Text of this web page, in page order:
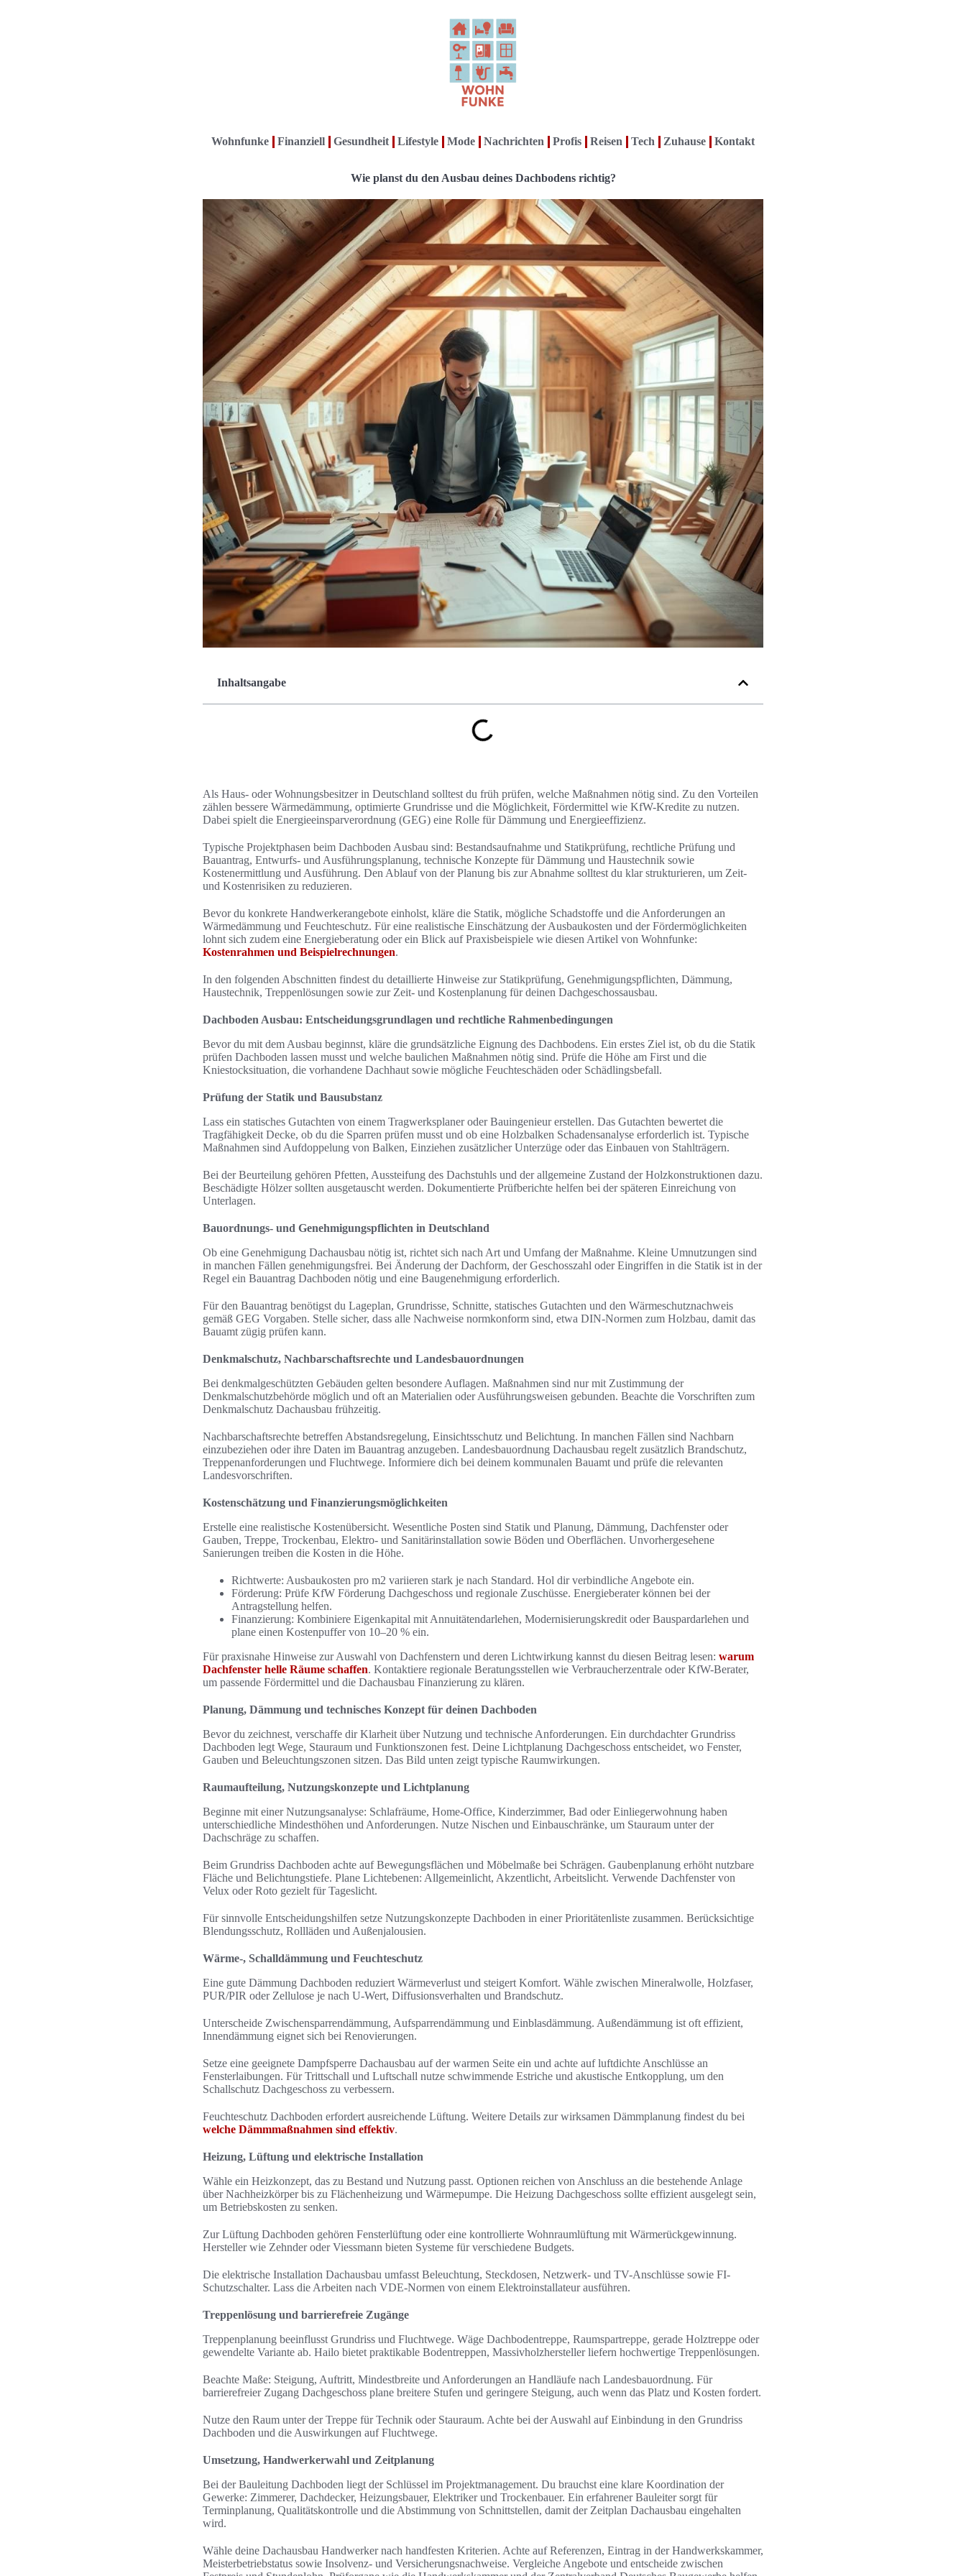
Wohnfunke Finanziell Gesundheit Lifestyle Mode Nachrichten Profis Reisen Tech Zuhause Kontakt
Wie planst du den Ausbau deines Dachbodens richtig?
Inhaltsangabe
Als Haus- oder Wohnungsbesitzer in Deutschland solltest du früh prüfen, welche Maßnahmen nötig sind. Zu den Vorteilen
zählen bessere Wärmedämmung, optimierte Grundrisse und die Möglichkeit, Fördermittel wie KfW-Kredite zu nutzen.
Dabei spielt die Energieeinsparverordnung (GEG) eine Rolle für Dämmung und Energieeffizienz.
Typische Projektphasen beim Dachboden Ausbau sind: Bestandsaufnahme und Statikprüfung, rechtliche Prüfung und
Bauantrag, Entwurfs- und Ausführungsplanung, technische Konzepte für Dämmung und Haustechnik sowie
Kostenermittlung und Ausführung. Den Ablauf von der Planung bis zur Abnahme solltest du klar strukturieren, um Zeit-
und Kostenrisiken zu reduzieren.
Bevor du konkrete Handwerkerangebote einholst, kläre die Statik, mögliche Schadstoffe und die Anforderungen an
Wärmedämmung und Feuchteschutz. Für eine realistische Einschätzung der Ausbaukosten und der Fördermöglichkeiten
lohnt sich zudem eine Energieberatung oder ein Blick auf Praxisbeispiele wie diesen Artikel von Wohnfunke:
Kostenrahmen und Beispielrechnungen.
In den folgenden Abschnitten findest du detaillierte Hinweise zur Statikprüfung, Genehmigungspflichten, Dämmung,
Haustechnik, Treppenlösungen sowie zur Zeit- und Kostenplanung für deinen Dachgeschossausbau.
Dachboden Ausbau: Entscheidungsgrundlagen und rechtliche Rahmenbedingungen
Bevor du mit dem Ausbau beginnst, kläre die grundsätzliche Eignung des Dachbodens. Ein erstes Ziel ist, ob du die Statik
prüfen Dachboden lassen musst und welche baulichen Maßnahmen nötig sind. Prüfe die Höhe am First und die
Kniestocksituation, die vorhandene Dachhaut sowie mögliche Feuchteschäden oder Schädlingsbefall.
Prüfung der Statik und Bausubstanz
Lass ein statisches Gutachten von einem Tragwerksplaner oder Bauingenieur erstellen. Das Gutachten bewertet die
Tragfähigkeit Decke, ob du die Sparren prüfen musst und ob eine Holzbalken Schadensanalyse erforderlich ist. Typische
Maßnahmen sind Aufdoppelung von Balken, Einziehen zusätzlicher Unterzüge oder das Einbauen von Stahlträgern.
Bei der Beurteilung gehören Pfetten, Aussteifung des Dachstuhls und der allgemeine Zustand der Holzkonstruktionen dazu.
Beschädigte Hölzer sollten ausgetauscht werden. Dokumentierte Prüfberichte helfen bei der späteren Einreichung von
Unterlagen.
Bauordnungs- und Genehmigungspflichten in Deutschland
Ob eine Genehmigung Dachausbau nötig ist, richtet sich nach Art und Umfang der Maßnahme. Kleine Umnutzungen sind
in manchen Fällen genehmigungsfrei. Bei Änderung der Dachform, der Geschosszahl oder Eingriffen in die Statik ist in der
Regel ein Bauantrag Dachboden nötig und eine Baugenehmigung erforderlich.
Für den Bauantrag benötigst du Lageplan, Grundrisse, Schnitte, statisches Gutachten und den Wärmeschutznachweis
gemäß GEG Vorgaben. Stelle sicher, dass alle Nachweise normkonform sind, etwa DIN-Normen zum Holzbau, damit das
Bauamt zügig prüfen kann.
Denkmalschutz, Nachbarschaftsrechte und Landesbauordnungen
Bei denkmalgeschützten Gebäuden gelten besondere Auflagen. Maßnahmen sind nur mit Zustimmung der
Denkmalschutzbehörde möglich und oft an Materialien oder Ausführungsweisen gebunden. Beachte die Vorschriften zum
Denkmalschutz Dachausbau frühzeitig.
Nachbarschaftsrechte betreffen Abstandsregelung, Einsichtsschutz und Belichtung. In manchen Fällen sind Nachbarn
einzubeziehen oder ihre Daten im Bauantrag anzugeben. Landesbauordnung Dachausbau regelt zusätzlich Brandschutz,
Treppenanforderungen und Fluchtwege. Informiere dich bei deinem kommunalen Bauamt und prüfe die relevanten
Landesvorschriften.
Kostenschätzung und Finanzierungsmöglichkeiten
Erstelle eine realistische Kostenübersicht. Wesentliche Posten sind Statik und Planung, Dämmung, Dachfenster oder
Gauben, Treppe, Trockenbau, Elektro- und Sanitärinstallation sowie Böden und Oberflächen. Unvorhergesehene
Sanierungen treiben die Kosten in die Höhe.
Richtwerte: Ausbaukosten pro m2 variieren stark je nach Standard. Hol dir verbindliche Angebote ein.
Förderung: Prüfe KfW Förderung Dachgeschoss und regionale Zuschüsse. Energieberater können bei der
Antragstellung helfen.
Finanzierung: Kombiniere Eigenkapital mit Annuitätendarlehen, Modernisierungskredit oder Bauspardarlehen und
plane einen Kostenpuffer von 10–20 % ein.
Für praxisnahe Hinweise zur Auswahl von Dachfenstern und deren Lichtwirkung kannst du diesen Beitrag lesen: warum
Dachfenster helle Räume schaffen. Kontaktiere regionale Beratungsstellen wie Verbraucherzentrale oder KfW-Berater,
um passende Fördermittel und die Dachausbau Finanzierung zu klären.
Planung, Dämmung und technisches Konzept für deinen Dachboden
Bevor du zeichnest, verschaffe dir Klarheit über Nutzung und technische Anforderungen. Ein durchdachter Grundriss
Dachboden legt Wege, Stauraum und Funktionszonen fest. Deine Lichtplanung Dachgeschoss entscheidet, wo Fenster,
Gauben und Beleuchtungszonen sitzen. Das Bild unten zeigt typische Raumwirkungen.
Raumaufteilung, Nutzungskonzepte und Lichtplanung
Beginne mit einer Nutzungsanalyse: Schlafräume, Home-Office, Kinderzimmer, Bad oder Einliegerwohnung haben
unterschiedliche Mindesthöhen und Anforderungen. Nutze Nischen und Einbauschränke, um Stauraum unter der
Dachschräge zu schaffen.
Beim Grundriss Dachboden achte auf Bewegungsflächen und Möbelmaße bei Schrägen. Gaubenplanung erhöht nutzbare
Fläche und Belichtungstiefe. Plane Lichtebenen: Allgemeinlicht, Akzentlicht, Arbeitslicht. Verwende Dachfenster von
Velux oder Roto gezielt für Tageslicht.
Für sinnvolle Entscheidungshilfen setze Nutzungskonzepte Dachboden in einer Prioritätenliste zusammen. Berücksichtige
Blendungsschutz, Rollläden und Außenjalousien.
Wärme-, Schalldämmung und Feuchteschutz
Eine gute Dämmung Dachboden reduziert Wärmeverlust und steigert Komfort. Wähle zwischen Mineralwolle, Holzfaser,
PUR/PIR oder Zellulose je nach U-Wert, Diffusionsverhalten und Brandschutz.
Unterscheide Zwischensparrendämmung, Aufsparrendämmung und Einblasdämmung. Außendämmung ist oft effizient,
Innendämmung eignet sich bei Renovierungen.
Setze eine geeignete Dampfsperre Dachausbau auf der warmen Seite ein und achte auf luftdichte Anschlüsse an
Fensterlaibungen. Für Trittschall und Luftschall nutze schwimmende Estriche und akustische Entkopplung, um den
Schallschutz Dachgeschoss zu verbessern.
Feuchteschutz Dachboden erfordert ausreichende Lüftung. Weitere Details zur wirksamen Dämmplanung findest du bei
welche Dämmmaßnahmen sind effektiv.
Heizung, Lüftung und elektrische Installation
Wähle ein Heizkonzept, das zu Bestand und Nutzung passt. Optionen reichen von Anschluss an die bestehende Anlage
über Nachheizkörper bis zu Flächenheizung und Wärmepumpe. Die Heizung Dachgeschoss sollte effizient ausgelegt sein,
um Betriebskosten zu senken.
Zur Lüftung Dachboden gehören Fensterlüftung oder eine kontrollierte Wohnraumlüftung mit Wärmerückgewinnung.
Hersteller wie Zehnder oder Viessmann bieten Systeme für verschiedene Budgets.
Die elektrische Installation Dachausbau umfasst Beleuchtung, Steckdosen, Netzwerk- und TV-Anschlüsse sowie FI-
Schutzschalter. Lass die Arbeiten nach VDE-Normen von einem Elektroinstallateur ausführen.
Treppenlösung und barrierefreie Zugänge
Treppenplanung beeinflusst Grundriss und Fluchtwege. Wäge Dachbodentreppe, Raumspartreppe, gerade Holztreppe oder
gewendelte Variante ab. Hailo bietet praktikable Bodentreppen, Massivholzhersteller liefern hochwertige Treppenlösungen.
Beachte Maße: Steigung, Auftritt, Mindestbreite und Anforderungen an Handläufe nach Landesbauordnung. Für
barrierefreier Zugang Dachgeschoss plane breitere Stufen und geringere Steigung, auch wenn das Platz und Kosten fordert.
Nutze den Raum unter der Treppe für Technik oder Stauraum. Achte bei der Auswahl auf Einbindung in den Grundriss
Dachboden und die Auswirkungen auf Fluchtwege.
Umsetzung, Handwerkerwahl und Zeitplanung
Bei der Bauleitung Dachboden liegt der Schlüssel im Projektmanagement. Du brauchst eine klare Koordination der
Gewerke: Zimmerer, Dachdecker, Heizungsbauer, Elektriker und Trockenbauer. Ein erfahrener Bauleiter sorgt für
Terminplanung, Qualitätskontrolle und die Abstimmung von Schnittstellen, damit der Zeitplan Dachausbau eingehalten
wird.
Wähle deine Dachausbau Handwerker nach handfesten Kriterien. Achte auf Referenzen, Eintrag in der Handwerkskammer,
Meisterbetriebstatus sowie Insolvenz- und Versicherungsnachweise. Vergleiche Angebote und entscheide zwischen